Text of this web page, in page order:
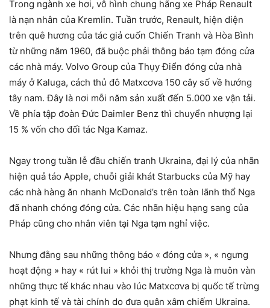
Trong ngành xe hơi, vô hình chung hãng xe Pháp Renault
là nạn nhân của Kremlin. Tuần trước, Renault, hiện diện
trên quê hương của tác giả cuốn Chiến Tranh và Hòa Bình
từ những năm 1960, đã buộc phải thông báo tạm đóng cửa
các nhà máy. Volvo Group của Thụy Điển đóng cửa nhà
máy ở Kaluga, cách thủ đô Matxcơva 150 cây số về hướng
tây nam. Đây là nơi mỗi năm sản xuất đến 5.000 xe vận tải.
Về phía tập đoàn Đức Daimler Benz thì chuyển nhượng lại
15 % vốn cho đối tác Nga Kamaz.
Ngay trong tuần lễ đầu chiến tranh Ukraina, đại lý của nhãn
hiện quả táo Apple, chuỗi giải khát Starbucks của Mỹ hay
các nhà hàng ăn nhanh McDonald’s trên toàn lãnh thổ Nga
đã nhanh chóng đóng cửa. Các nhãn hiệu hạng sang của
Pháp cũng cho nhân viên tại Nga tạm nghỉ việc.
Nhưng đằng sau những thông báo « đóng cửa », « ngưng
hoạt động » hay « rút lui » khỏi thị trường Nga là muôn vàn
những thực tế khác nhau vào lúc Matxcơva bị quốc tế trừng
phạt kinh tế và tài chính do đưa quân xâm chiếm Ukraina.